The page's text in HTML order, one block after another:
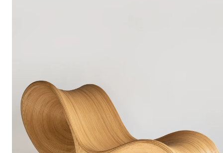
Atidaryti
pagrindinę
mediją
galerijos
rodinyje